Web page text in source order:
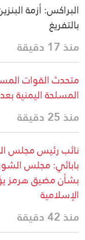
البراكس: أزمة
بالتفريغ
منذ 17 دقيقة
متحدث القوات
المسلحة اليمنية
منذ 25 دقيقة
نائب رئيس مجلس
بابائي: مجلس
بشأن مضيق هرمز
الإسلامية
منذ 42 دقيقة